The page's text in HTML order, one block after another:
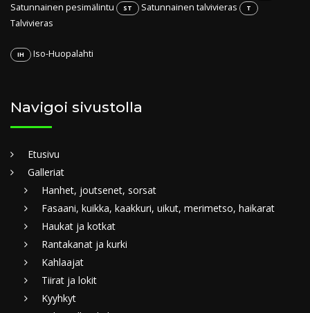
Satunnainen pesimälintu ST Satunnainen talvivieras T
Talvivieras
IH Iso-Huopalahti
Navigoi sivustolla
Etusivu
Galleriat
Hanhet, joutsenet, sorsat
Fasaani, kuikka, kaakkuri, uikut, merimetso, haikarat
Haukat ja kotkat
Rantakanat ja kurki
Kahlaajat
Tiirat ja lokit
Kyyhkyt